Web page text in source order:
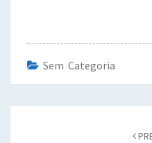
Sem Categoria